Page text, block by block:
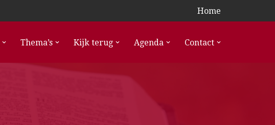
Home
Thema’s Kijk terug Agenda Contact